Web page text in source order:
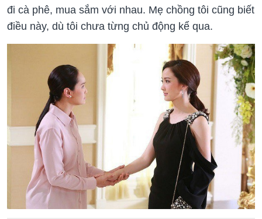
đi cà phê, mua sắm với nhau. Mẹ chồng tôi cũng biết
điều này, dù tôi chưa từng chủ động kể qua.